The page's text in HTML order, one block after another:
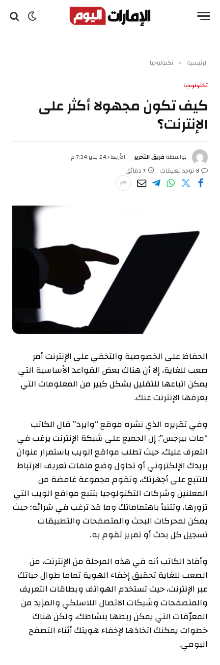
الرئيسية » تكنولوجيا
تكنولوجيا
كيف تكون مجهولا أكثر على
الإنترنت؟
بواسطةفريق التحرير
الأربعاء 24 يناير 7:34 م
لا توجد تعليقات
7 دقائق
الحفاظ على الخصوصية والتخفي على الإنترنت أمر
صعب للغاية، إلا أن هناك بعض القواعد الأساسية التي
يمكن اتباعها للتقليل بشكل كبير من المعلومات التي
يعرفها الإنترنت عنك.
وفي تقريره الذي نشره موقع “وايرد” قال الكاتب
“مات بيرجس”: إن الجميع على شبكة الإنترنت يرغب في
التعرف عليك، حيث تطلب مواقع الويب باستمرار عنوان
بريدك الإلكتروني أو تحاول وضع ملفات تعريف الارتباط
للتتبع على أجهزتك، وتقوم مجموعة غامضة من
المعلنين وشركات التكنولوجيا بتتبع مواقع الويب التي
تزورها، وتتنبأ باهتماماتك وما قد ترغب في شرائه؛ حيث
يمكن لمحركات البحث والمتصفحات والتطبيقات
تسجيل كل بحث أو تمرير تقوم به.
وأفاد الكاتب أنه في هذه المرحلة من الإنترنت، من
الصعب للغاية تحقيق إخفاء الهوية تماما طوال حياتك
عبر الإنترنت، حيث تستخدم الهواتف وبطاقات التعريف
والمتصفحات وشبكات الاتصال اللاسلكي والمزيد من
المعرّفات التي يمكن ربطها بنشاطك، ولكن هناك
خطوات يمكنك اتخاذها لإخفاء هويتك أثناء التصفح
اليومي.